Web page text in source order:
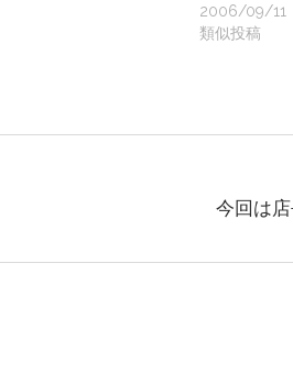
2006/09/11
類似投稿
今回は